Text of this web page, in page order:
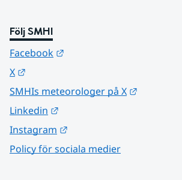
Följ SMHI
Facebook
X
SMHIs meteorologer på X
Linkedin
Instagram
Policy för sociala medier